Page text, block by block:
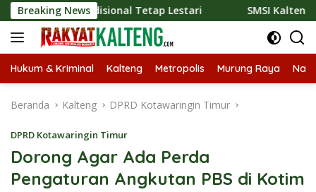
Langsung
ke
konten
Breaking News
Tradisional Tetap Lestari SMSI Kalteng dan Bidan
Hukum & Kriminal Kalteng Metropolis Murung Raya
Beranda Kalteng DPRD Kotawaringin Timur
DPRD Kotawaringin Timur
Dorong Agar Ada Perda
Pengaturan Angkutan PBS di Kotim